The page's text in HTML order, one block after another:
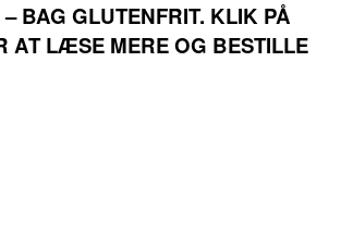
BAG GLUTENFRIT. KLIK PÅ
AT LÆSE MERE OG BESTILLE